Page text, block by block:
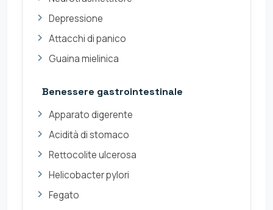
Depressione
Attacchi di panico
Guaina mielinica
Benessere gastrointestinale
Apparato digerente
Acidità di stomaco
Rettocolite ulcerosa
Helicobacter pylori
Fegato